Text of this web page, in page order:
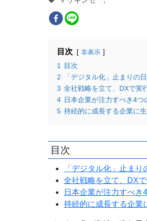
目次 非表示
1
目次
2
「デジタル化」止まりの
3 全社戦略を立て、DXで実
4 日本企業が注力すべき4つ
5 持続的に成長する企業に
目次
「デジタル化」止まり
全社戦略を立て、DX
日本企業が注力すべき
持続的に成長する企業